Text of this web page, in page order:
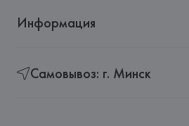
Информация
Самовывоз: г. Минск